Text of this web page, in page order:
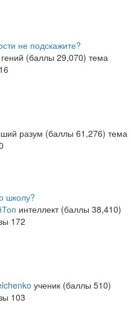
не подскажите?
гений (баллы 29,070) тема
разум (баллы 61,276) тема
школу?
интеллект (баллы 38,410)
172
ученик (баллы 510)
103